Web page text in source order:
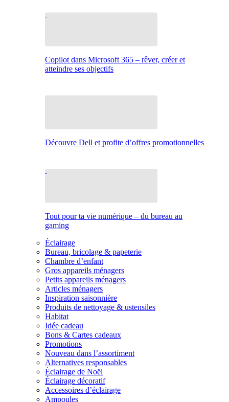
Copilot dans Microsoft 365 – rêver, créer et
atteindre ses objectifs
Découvre Dell et profite d’offres promotionnelles
Tout pour ta vie numérique – du bureau au
gaming
Éclairage
Bureau, bricolage & papeterie
Chambre d’enfant
Gros appareils ménagers
Petits appareils ménagers
Articles ménagers
Inspiration saisonnière
Produits de nettoyage & ustensiles
Habitat
Idée cadeau
Bons & Cartes cadeaux
Promotions
Nouveau dans l’assortiment
Alternatives responsables
Éclairage de Noël
Éclairage décoratif
Accessoires d’éclairage
Ampoules